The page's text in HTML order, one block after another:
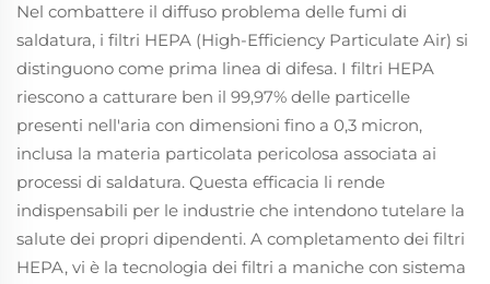
Nel combattere il diffuso problema delle fumi di
saldatura, i filtri HEPA (High-Efficiency Particulate Air) si
distinguono come prima linea di difesa. I filtri HEPA
riescono a catturare ben il 99,97% delle particelle
presenti nell'aria con dimensioni fino a 0,3 micron,
inclusa la materia particolata pericolosa associata ai
processi di saldatura. Questa efficacia li rende
indispensabili per le industrie che intendono tutelare la
salute dei propri dipendenti. A completamento dei filtri
HEPA, vi è la tecnologia dei filtri a maniche con sistema